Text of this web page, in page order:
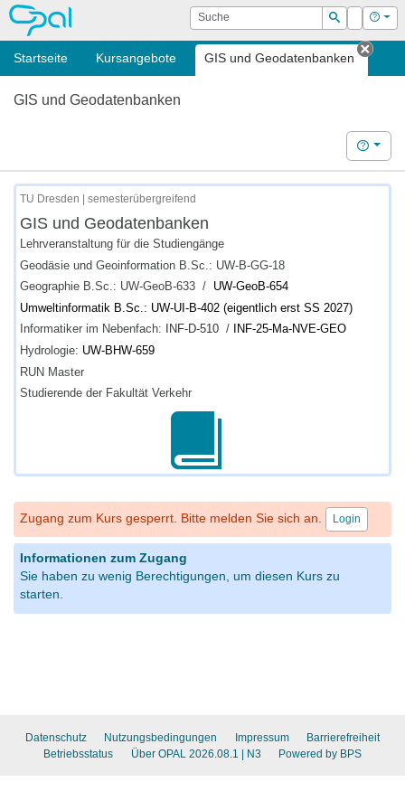
OPAL Suche
Suchen
Login Hilfe
Startseite Kursangebote GIS und Geodatenbanken
Tab
GIS und Geodatenbanken
Hilfe
TU Dresden | semesterübergreifend
GIS und Geodatenbanken
Lehrveranstaltung für die Studiengänge
Geodäsie und Geoinformation B.Sc.: UW-B-GG-18
Geographie B.Sc.: UW-GeoB-633 / UW-GeoB-654
Umweltinformatik B.Sc.: UW-UI-B-402 (eigentlich erst SS 2027)
Informatiker im Nebenfach:
INF-D-510 /
INF-25-Ma-NVE-GEO
Hydrologie: UW-BHW-659
RUN Master
Studierende der Fakultät Verkehr
Zugang zum Kurs gesperrt. Bitte melden Sie sich an. Login
Informationen zum Zugang
Sie haben zu wenig Berechtigungen, um diesen Kurs zu
starten.
Datenschutz Nutzungsbedingungen Impressum
Barrierefreiheit
Betriebsstatus
Über OPAL 2026.08.1 | N3 Powered by BPS